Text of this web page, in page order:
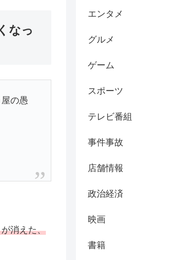
なっ
の愚
消えた、
エンタメ
グルメ
ゲーム
スポーツ
テレビ番組
事件事故
店舗情報
政治経済
映画
書籍